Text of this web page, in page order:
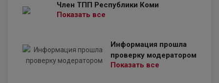
Член ТПП Республики Коми
Показать все
Информация прошла
проверку модератором
Показать все